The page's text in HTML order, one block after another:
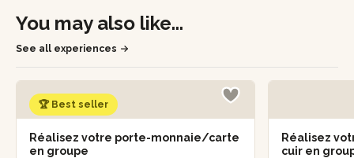
You may also like...
See all experiences
🏆 Best seller
Réalisez votre porte-monnaie/carte
en groupe
Réalisez
cuir en